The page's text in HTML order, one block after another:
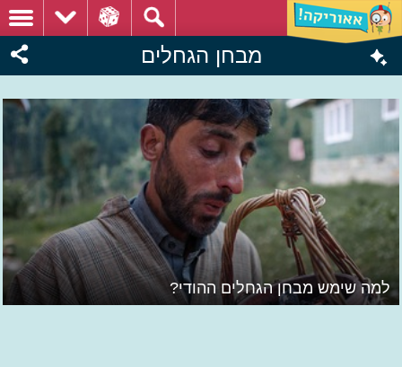
מבחן הגחלים
למה שימש מבחן הגחלים ההודי?